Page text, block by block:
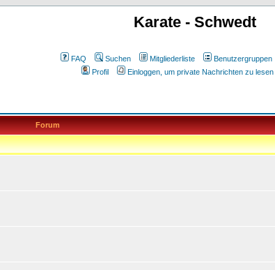
Karate - Schwedt
FAQ Suchen Mitgliederliste Benutzergruppen
Profil
Einloggen, um private Nachrichten zu lesen
Forum